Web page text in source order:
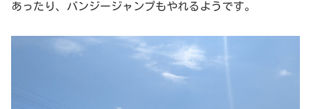
あったり、バンジージャンプもやれるようです。